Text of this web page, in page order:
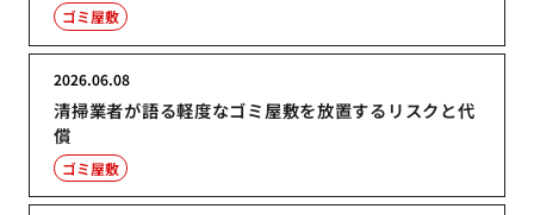
ゴミ屋敷
清掃業者が語る軽度なゴミ屋敷を放置するリスクと代
償
2026.06.08
ゴミ屋敷